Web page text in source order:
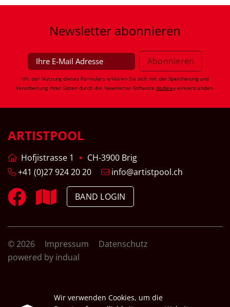
Newsletter abonnieren
Mit der Nutzung dieses Formulars erklären Sie sich mit der Speicherung und
Verarbeitung Ihrer Daten durch die Newsletter-Software dodeley einverstanden.
ARTISTPOOL
Hofjistrasse 1
CH-3900 Brig
+41 (0)27 924 20 20
info@artistpool.ch
BAND LOGIN
© 2026 Impressum
Datenschutz
powered by indual
Wir verwenden Cookies, um die